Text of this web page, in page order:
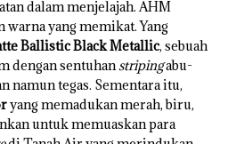
dalam menjelajah. AHM
yang memikat. Yang
Ballistic Black Metallic, sebuah
dengan sentuhanstripingabu-
namun tegas. Sementara itu,
yang memadukan merah, biru,
untuk memuaskan para